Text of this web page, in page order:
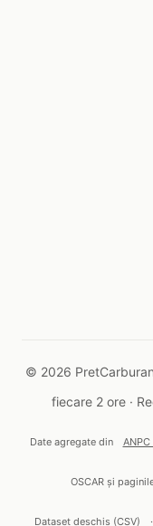
© 2026
fiecare 2 ore ·
Date agregate din
OSCAR și
Dataset deschis (CSV) ·